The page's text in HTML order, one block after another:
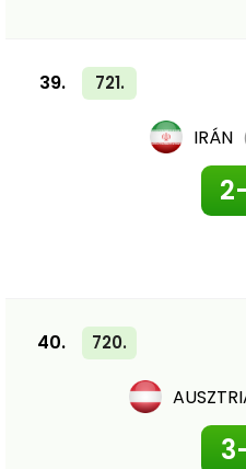
39. 721.
IRÁN
40. 720.